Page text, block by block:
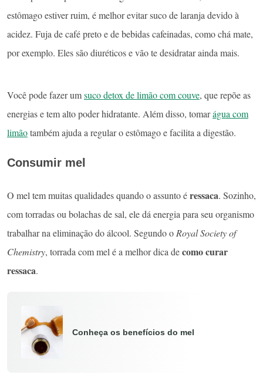
estômago estiver ruim, é melhor evitar suco de laranja devido à
acidez. Fuja de café preto e de bebidas cafeinadas, como chá mate,
por exemplo. Eles são diuréticos e vão te desidratar ainda mais.
Você pode fazer umsuco detox de limão com couve, que repõe as
energias e tem alto poder hidratante. Além disso, tomarágua com
limãotambém ajuda a regular o estômago e facilita a digestão.
Consumir mel
O mel tem muitas qualidades quando o assunto éressaca. Sozinho,
com torradas ou bolachas de sal, ele dá energia para seu organismo
trabalhar na eliminação do álcool. Segundo oRoyal Society of
Chemistry, torrada com mel é a melhor dica decomo curar
ressaca.
Conheça os benefícios do mel